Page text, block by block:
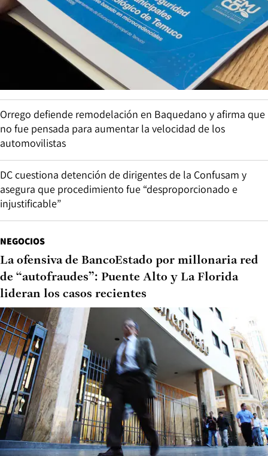
Orrego defiende remodelación en Baquedano y afirma que
no fue pensada para aumentar la velocidad de los
automovilistas
DC cuestiona detención de dirigentes de la Confusam y
asegura que procedimiento fue “desproporcionado e
injustificable”
NEGOCIOS
La ofensiva de BancoEstado por millonaria red
de “autofraudes”: Puente Alto y La Florida
lideran los casos recientes